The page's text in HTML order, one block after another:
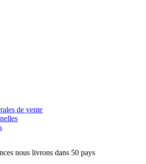
de vente
nous livrons dans 50 pays